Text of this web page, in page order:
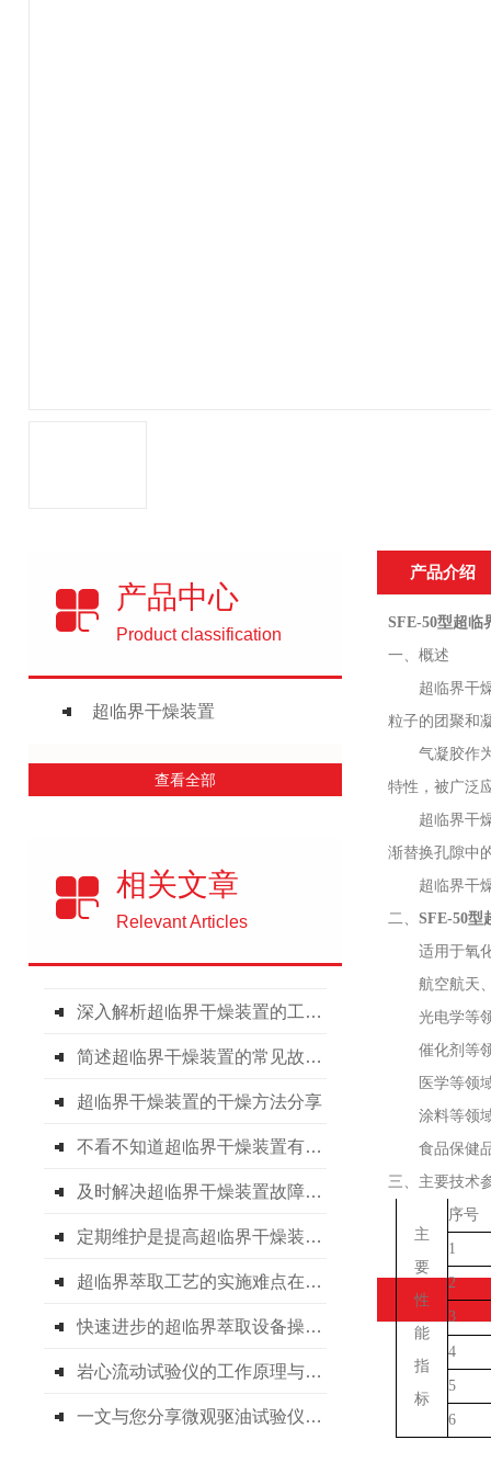
产品中心
Product classification
超临界干燥装置
查看全部
相关文章
Relevant Articles
深入解析超临界干燥装置的工作原理
简述超临界干燥装置的常见故障相应解决方法
超临界干燥装置的干燥方法分享
不看不知道超临界干燥装置有这么多的优点
及时解决超临界干燥装置故障是保障实验成功与设备长周期运行的关键
定期维护是提高超临界干燥装置实验结果准确性的关键
超临界萃取工艺的实施难点在哪里
快速进步的超临界萃取设备操作要点
岩心流动试验仪的工作原理与核心系统构成
一文与您分享微观驱油试验仪的使用方法
产品介绍
SFE-50型超临
一 、概述
超临界干
粒子的团聚和
气凝胶作
特性，被广泛
超临界干
渐替换孔隙中
超临界干
二、 SFE-50型
适用于氧
航空航天
光电学等
催化剂等
医学等领
涂料等领
食品保健
三 、主要技术
主
要
性
能
指
标
序号
1
2
3
4
5
6